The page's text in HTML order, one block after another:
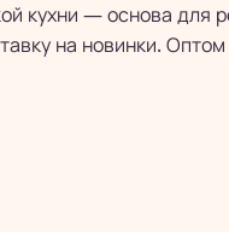
кухни — основа
на новинки.